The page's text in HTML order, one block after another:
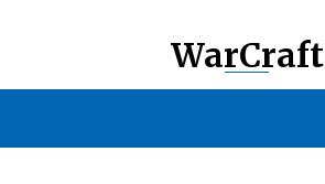
WarCraft